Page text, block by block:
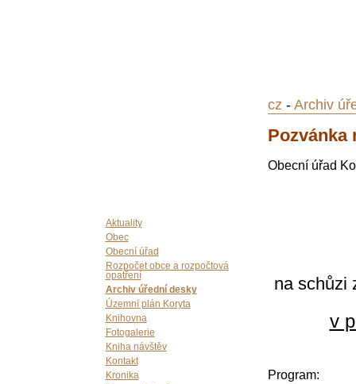
Aktuality
Obec
Obecní úřad
Rozpočet obce a rozpočtová
opatření
Archiv úřední desky
Územní plán Koryta
Knihovna
Fotogalerie
Kniha návštěv
Kontakt
Kronika
cz - Archiv
Pozvánka
Obecní úřad
na schůzi
v
Program: